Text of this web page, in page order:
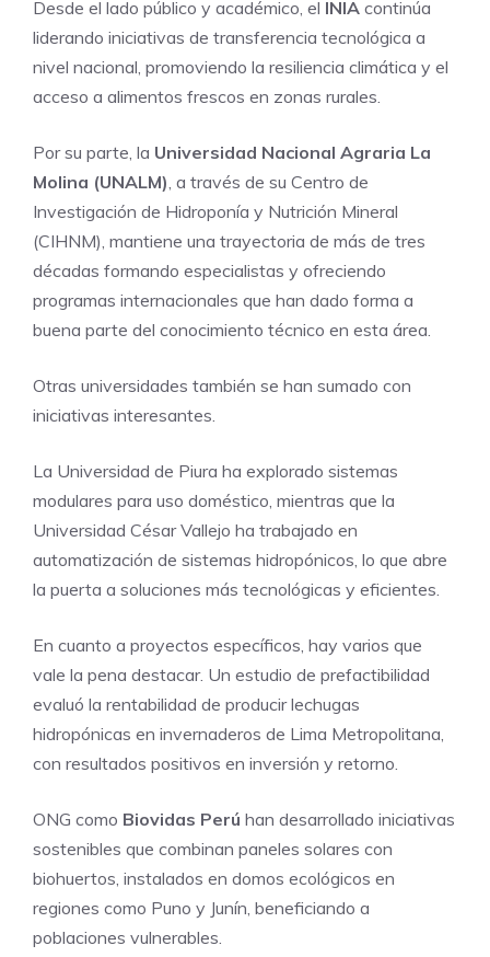
Desde el lado público y académico, el INIA continúa
liderando iniciativas de transferencia tecnológica a
nivel nacional, promoviendo la resiliencia climática y el
acceso a alimentos frescos en zonas rurales.
Por su parte, la Universidad Nacional Agraria La
Molina (UNALM) , a través de su Centro de
Investigación de Hidroponía y Nutrición Mineral
(CIHNM), mantiene una trayectoria de más de tres
décadas formando especialistas y ofreciendo
programas internacionales que han dado forma a
buena parte del conocimiento técnico en esta área.
Otras universidades también se han sumado con
iniciativas interesantes.
La Universidad de Piura ha explorado sistemas
modulares para uso doméstico, mientras que la
Universidad César Vallejo ha trabajado en
automatización de sistemas hidropónicos, lo que abre
la puerta a soluciones más tecnológicas y eficientes.
En cuanto a proyectos específicos, hay varios que
vale la pena destacar. Un estudio de prefactibilidad
evaluó la rentabilidad de producir lechugas
hidropónicas en invernaderos de Lima Metropolitana,
con resultados positivos en inversión y retorno.
ONG como Biovidas Perú han desarrollado iniciativas
sostenibles que combinan paneles solares con
biohuertos, instalados en domos ecológicos en
regiones como Puno y Junín, beneficiando a
poblaciones vulnerables.